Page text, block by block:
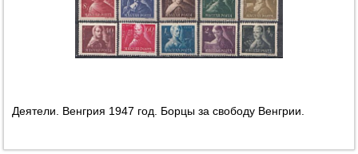
Деятели. Венгрия 1947 год. Борцы за свободу Венгрии.